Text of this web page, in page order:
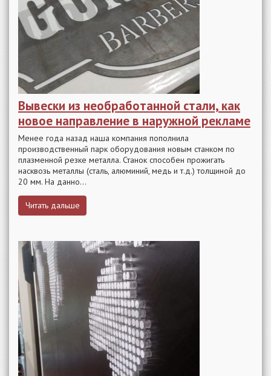
Вывески из необработанной стали, как
новое направление в наружной рекламе
Менее года назад наша компания пополнила
производственный парк оборудования новым станком по
плазменной резке металла. Станок способен прожигать
насквозь металлы (сталь, алюминий, медь и т.д.) толщиной до
20 мм. На данно...
Читать дальше